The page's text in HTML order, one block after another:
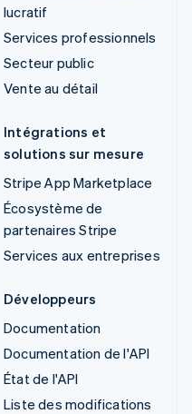
lucratif
Services professionnels
Secteur public
Vente au détail
Intégrations et
solutions sur mesure
Stripe App Marketplace
Écosystème de
partenaires Stripe
Services aux entreprises
Développeurs
Documentation
Documentation de l'API
État de l'API
Liste des modifications